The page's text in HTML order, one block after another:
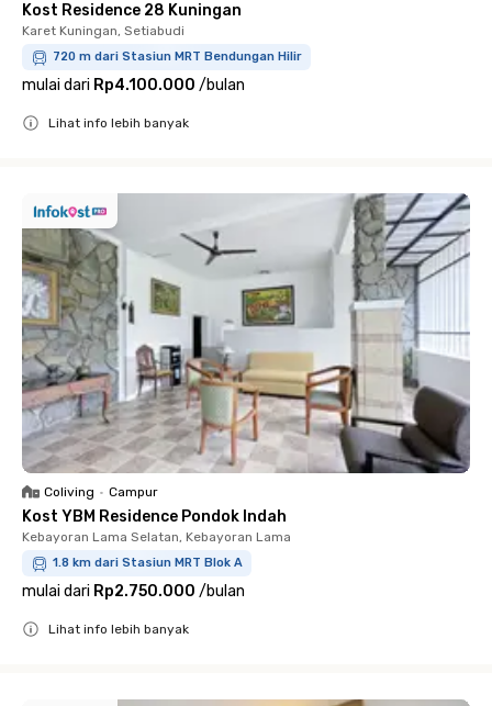
Kost Residence 28 Kuningan
Karet Kuningan, Setiabudi
720 m dari Stasiun MRT Bendungan Hilir
mulai dari Rp4.100.000 /bulan
Lihat info lebih banyak
Coliving • Campur
Kost YBM Residence Pondok Indah
Kebayoran Lama Selatan, Kebayoran Lama
1.8 km dari Stasiun MRT Blok A
mulai dari Rp2.750.000 /bulan
Lihat info lebih banyak